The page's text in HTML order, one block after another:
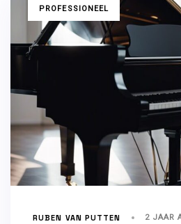
TAGSPROFESSIONEEL
RUBEN VAN PUTTEN 2 JAAR